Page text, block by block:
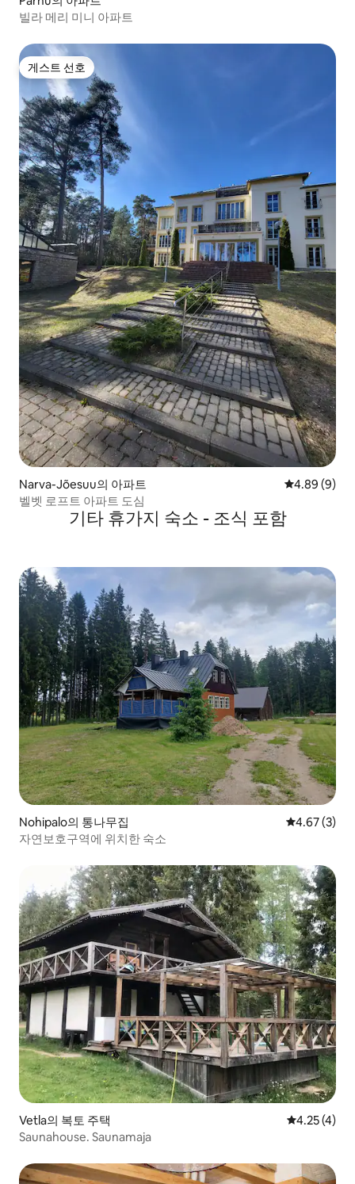
빌라 메리 미니 아파트
게스트 선호
게스트 선호
Narva-Jõesuu의 아파트 평점 4.89점
4.89 (9)
벨벳 로프트 아파트 도심
기타 휴가지 숙소 - 조식 포함
Nohipalo의 통나무집 평점 4.67점
4.67 (3)
자연보호구역에 위치한 숙소
Vetla의 복토 주택 평점 4.25점
4.25 (4)
Saunahouse. Saunamaja